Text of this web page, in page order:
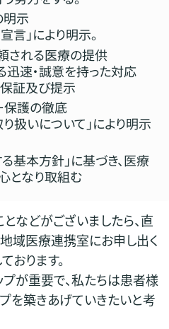
明示
言」により明示。
される医療の提供
速・誠意を持った対応
証及び提示
保護の徹底
扱いについて」により明示
基本方針」に基づき、医療
となり取組む
などがございましたら、直
域医療連携室にお申し出く
おります。
が重要で、私たちは患者様
を築きあげていきたいと考